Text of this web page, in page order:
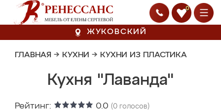
0
ЖУКОВСКИЙ
ГЛАВНАЯ → КУХНИ → КУХНИ ИЗ ПЛАСТИКА
Кухня "Лаванда"
Рейтинг: 0.0 (0 голосов)